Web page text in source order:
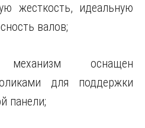
жесткость, идеальную
валов;
механизм оснащен
для поддержки
панели;